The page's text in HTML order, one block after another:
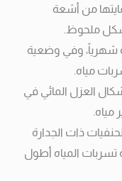
من أشعة
ملحوظ.
شهرياً، وفي وضعية
مياه.
العزل المائي في
مياه.
ذات الجدارة
تسربات المياه أطول